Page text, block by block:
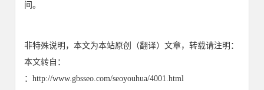
间。
非特殊说明，本文为本站原创（翻译）文章，转载请注明：
本文转自：
：http://www.gbsseo.com/seoyouhua/4001.html